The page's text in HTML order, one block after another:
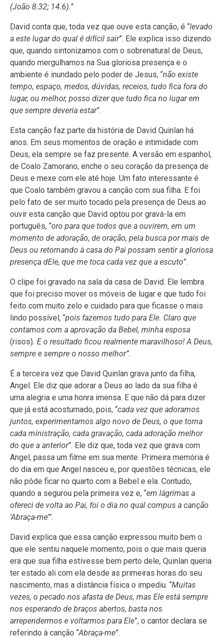
(João 8.32; 14.6).”
David conta que, toda vez que ouve esta canção, é “levado
a este lugar do qual é difícil sair”. Ele explica isso dizendo
que, quando sintonizamos com o sobrenatural de Deus,
quando mergulhamos na Sua gloriosa presença e o
ambiente é inundado pelo poder de Jesus, “não existe
tempo, espaço, medos, dúvidas, receios, tudo fica fora do
lugar, ou melhor, posso dizer que tudo fica no lugar em
que sempre deveria estar”.
Esta canção faz parte da história de David Quinlan há
anos. Em seus momentos de oração e intimidade com
Deus, ela sempre se faz presente. A versão em espanhol,
de Coalo Zamorano, enche o seu coração da presença de
Deus e mexe com ele até hoje. Um fato interessante é
que Coalo também gravou a canção com sua filha. E foi
pelo fato de ser muito tocado pela presença de Deus ao
ouvir esta canção que David optou por gravá-la em
português, “oro para que todos que a ouvirem, em um
momento de adoração, de oração, pela busca por mais de
Deus ou retornando à casa do Pai possam sentir a gloriosa
presença dEle, que me toca cada vez que a escuto”.
O clipe foi gravado na sala da casa de David. Ele lembra
que foi preciso mover os móveis de lugar e que tudo foi
feito com muito zelo e cuidado para que ficasse o mais
lindo possível, “pois fazemos tudo para Ele. Claro que
contamos com a aprovação da Bebel, minha esposa
(risos). E o resultado ficou realmente maravilhoso! A Deus,
sempre e sempre o nosso melhor”.
É a terceira vez que David Quinlan grava junto da filha,
Angel. Ele diz que adorar a Deus ao lado da sua filha é
uma alegria e uma honra imensa. E que não dá para dizer
que já está acostumado, pois, “cada vez que adoramos
juntos, experimentamos algo novo de Deus, o que torna
cada ministração, cada gravação, cada adoração melhor
do que a anterior”. Ele diz que, toda vez que grava com
Angel, passa um filme em sua mente. Primeira memória é
do dia em que Angel nasceu e, por questões técnicas, ele
não pôde ficar no quarto com a Bebel e ela. Contudo,
quando a segurou pela primeira vez e, “em lágrimas a
ofereci de volta ao Pai, foi o dia no qual compus a canção
‘Abraça-me’”.
David explica que essa canção expressou muito bem o
que ele sentiu naquele momento, pois o que mais queria
era que sua filha estivesse bem perto dele, Quinlan queria
ter estado ali com ela desde as primeiras horas do seu
nascimento, mas a distância física o impediu. “Muitas
vezes, o pecado nos afasta de Deus, mas Ele está sempre
nos esperando de braços abertos, basta nos
arrependermos e voltarmos para Ele”, o cantor declara se
referindo à canção “Abraça-me”.